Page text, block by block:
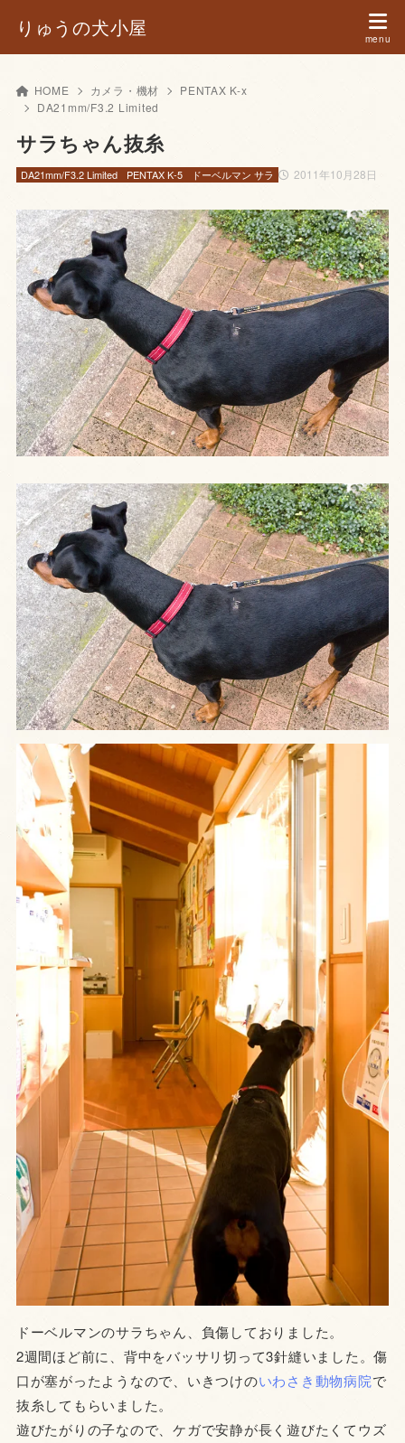
りゅうの犬小屋
HOME カメラ・機材
PENTAX K-x
DA21mm/F3.2 Limited
サラちゃん抜糸
2011年10月28日
DA21mm/F3.2 Limited PENTAX K-5 ドーベルマン サラ
ドーベルマンのサラちゃん、負傷しておりました。
2週間ほど前に、背中をバッサリ切って3針縫いました。傷
口が塞がったようなので、いきつけのいわさき動物病院で
抜糸してもらいました。
遊びたがりの子なので、ケガで安静が長く遊びたくてウズ